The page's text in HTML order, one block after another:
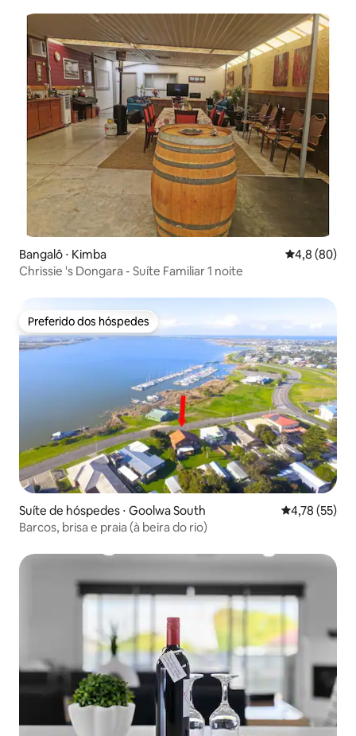
Bangalô ⋅ Kimba 4,8 de uma
4,8 (80)
Chrissie 's Dongara - Suíte Familiar 1 noite
Preferido dos hóspedes
Preferido dos hóspedes
Suíte de hóspedes ⋅ Goolwa South 4,78 de uma
4,78 (55)
Barcos, brisa e praia (à beira do rio)